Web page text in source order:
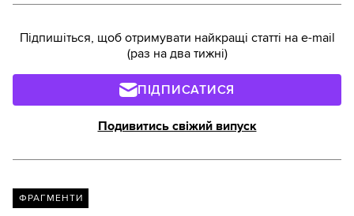
Підпишіться, щоб отримувати найкращі статті на e-mail
(раз на два тижні)
ПІДПИСАТИСЯ
Подивитись свіжий випуск
ФРАГМЕНТИ